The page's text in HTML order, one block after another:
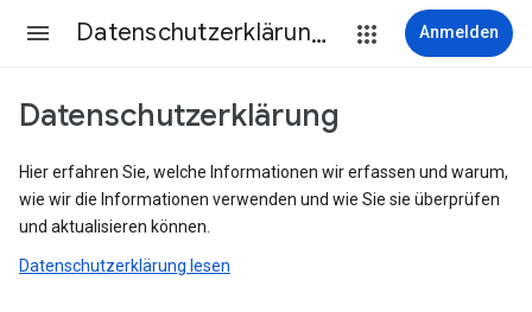
Datenschutzerklärung & Nutzungsbedingungen Anmelden
Datenschutzerklärung
Hier erfahren Sie, welche Informationen wir erfassen und warum,
wie wir die Informationen verwenden und wie Sie sie überprüfen
und aktualisieren können.
Datenschutzerklärung lesen